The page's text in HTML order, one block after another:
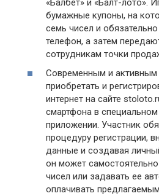
«Балбет» и «Балт-лото».
бумажные купоны, на
семь чисел и
телефон, а затем
сотрудникам точки
Современным и активным
приобретать и
интернет на сайте
смартфона в
приложении. Участник
процедуру регистрации,
данные и создавая
он может
чисел или задавать ее
оплачивать